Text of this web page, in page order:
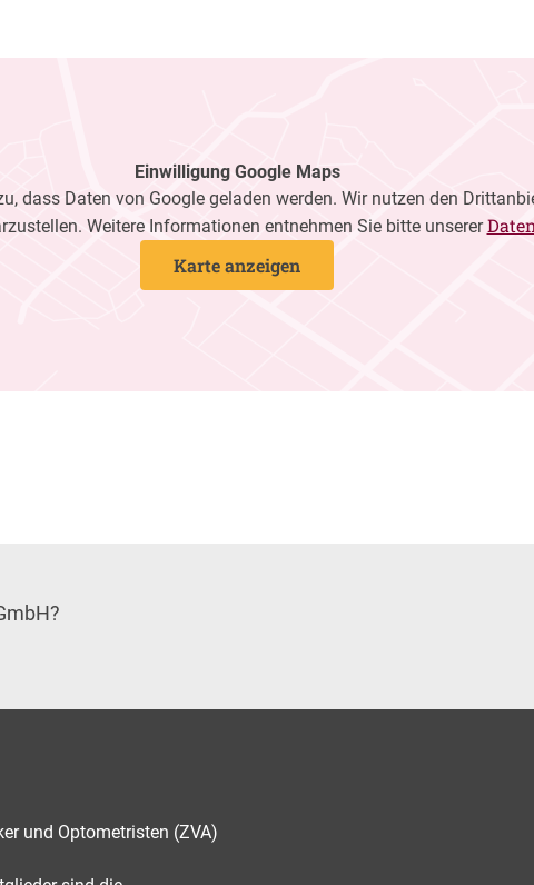
Einwilligung Google Maps
dass Daten von Google geladen werden. Wir nutzen den
Weitere Informationen entnehmen Sie bitte unserer
Karte anzeigen
und Optometristen (ZVA)